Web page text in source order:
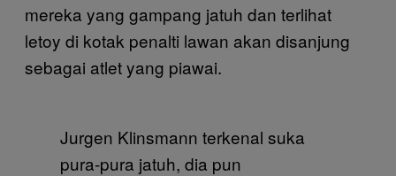
mereka yang gampang jatuh dan terlihat
letoy di kotak penalti lawan akan disanjung
sebagai atlet yang piawai.
Jurgen Klinsmann terkenal suka
pura-pura jatuh, dia pun